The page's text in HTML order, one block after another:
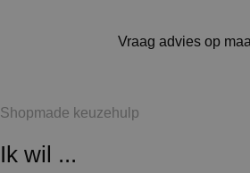
Vraag advies op
Shopmade keuzehulp
Ik wil ...